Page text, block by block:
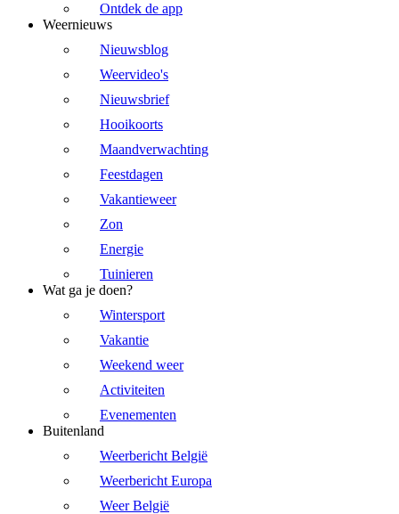
Ontdek de app
Weernieuws
Nieuwsblog
Weervideo's
Nieuwsbrief
Hooikoorts
Maandverwachting
Feestdagen
Vakantieweer
Zon
Energie
Tuinieren
Wat ga je doen?
Wintersport
Vakantie
Weekend weer
Activiteiten
Evenementen
Buitenland
Weerbericht België
Weerbericht Europa
Weer België